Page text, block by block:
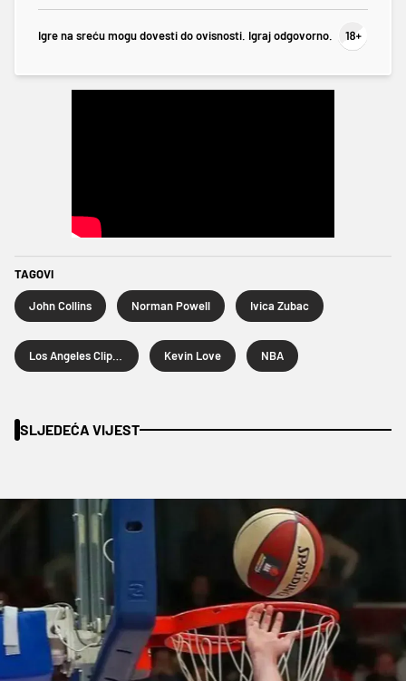
Igre na sreću mogu dovesti do ovisnosti. Igraj odgovorno.
TAGOVI
John Collins Norman Powell Ivica Zubac
Kevin Love NBA
SLJEDEĆA VIJEST